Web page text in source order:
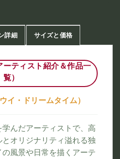
詳細 サイズと価格
ーティスト紹介＆作品一
覧）
イ・ドリームタイム）
んだアーティストで、高
オリジナリティ溢れる独
風景や日常を描くアーテ